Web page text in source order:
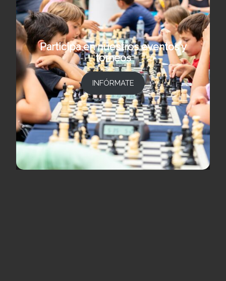
Participa en nuestros eventos y
torneos
INFÓRMATE